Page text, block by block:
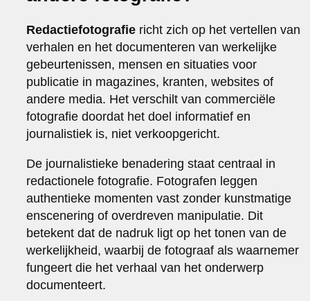
Redactiefotografie richt zich op het vertellen van
verhalen en het documenteren van werkelijke
gebeurtenissen, mensen en situaties voor
publicatie in magazines, kranten, websites of
andere media. Het verschilt van commerciële
fotografie doordat het doel informatief en
journalistiek is, niet verkoopgericht.
De journalistieke benadering staat centraal in
redactionele fotografie. Fotografen leggen
authentieke momenten vast zonder kunstmatige
enscenering of overdreven manipulatie. Dit
betekent dat de nadruk ligt op het tonen van de
werkelijkheid, waarbij de fotograaf als waarnemer
fungeert die het verhaal van het onderwerp
documenteert.